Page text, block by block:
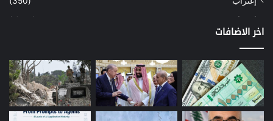
إقتصاد
(1٬041)
إعمار
(3)
بيئة
(16)
دراسة
(24)
طاقة
(12)
اخر الاضافات